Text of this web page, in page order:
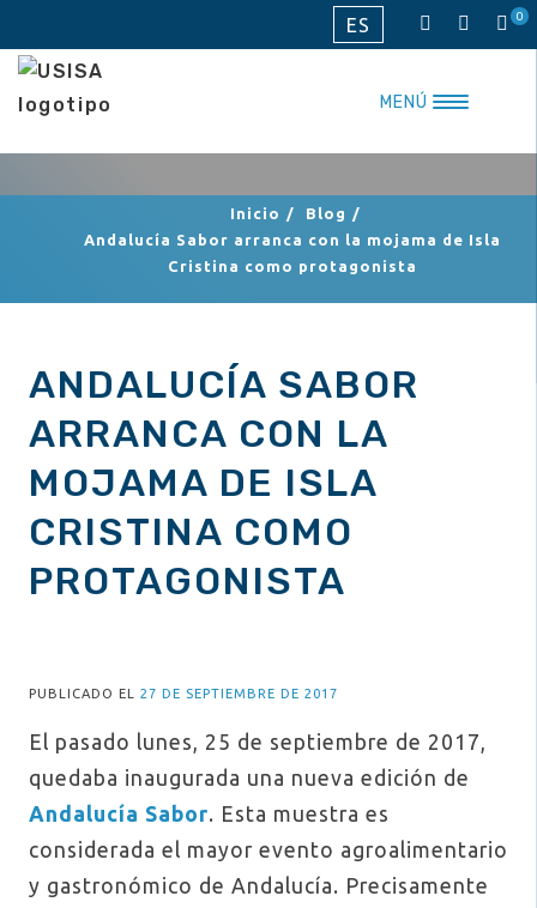
al
ES 0
MENÚ
Inicio / Blog /
Andalucía Sabor arranca con la mojama de Isla
Cristina como protagonista
ANDALUCÍA SABOR
ARRANCA CON LA
MOJAMA DE ISLA
CRISTINA COMO
PROTAGONISTA
PUBLICADO EL 27 DE SEPTIEMBRE DE 2017
El pasado lunes, 25 de septiembre de 2017,
quedaba inaugurada una nueva edición de
Andalucía Sabor. Esta muestra es
considerada el mayor evento agroalimentario
y gastronómico de Andalucía. Precisamente